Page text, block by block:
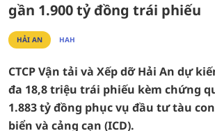
gần 1.900 tỷ đồng trái phiếu
HẢI AN HAH
CTCP Vận tải và Xếp dỡ Hải An dự
đa 18,8 triệu trái phiếu kèm chứng
1.883 tỷ đồng phục vụ đầu tư tàu
biển và cảng cạn (ICD).